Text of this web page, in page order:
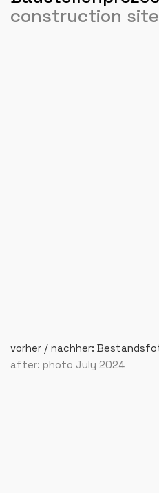
construction site
vorher / nachher:
after: photo July 2024